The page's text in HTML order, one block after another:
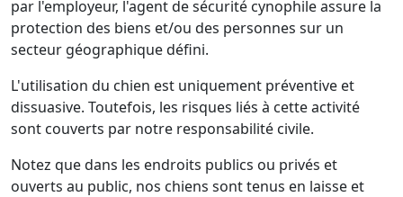
par l'employeur, l'agent de sécurité cynophile assure la
protection des biens et/ou des personnes sur un
secteur géographique défini.
L'utilisation du chien est uniquement préventive et
dissuasive. Toutefois, les risques liés à cette activité
sont couverts par notre responsabilité civile.
Notez que dans les endroits publics ou privés et
ouverts au public, nos chiens sont tenus en laisse et